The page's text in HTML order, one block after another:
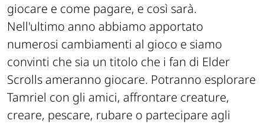
giocare e come pagare, e così sarà.
Nell'ultimo anno abbiamo apportato
numerosi cambiamenti al gioco e siamo
convinti che sia un titolo che i fan di Elder
Scrolls ameranno giocare. Potranno esplorare
Tamriel con gli amici, affrontare creature,
creare, pescare, rubare o partecipare agli